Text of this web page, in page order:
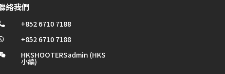
絡我們
+852 6710 7188
+852 6710 7188
HKSHOOTERSadmin (HKS
小編)